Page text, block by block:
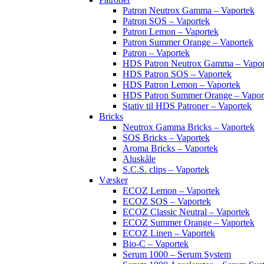
Patron Neutrox Gamma – Vaportek
Patron SOS – Vaportek
Patron Lemon – Vaportek
Patron Summer Orange – Vaportek
Patron – Vaportek
HDS Patron Neutrox Gamma –
HDS Patron SOS – Vaportek
HDS Patron Lemon – Vaportek
HDS Patron Summer Orange –
Stativ til HDS Patroner – Vaportek
Bricks
Neutrox Gamma Bricks – Vaportek
SOS Bricks – Vaportek
Aroma Bricks – Vaportek
Aluskåle
S.C.S. clips – Vaportek
Væsker
ECOZ Lemon – Vaportek
ECOZ SOS – Vaportek
ECOZ Classic Neutral – Vaportek
ECOZ Summer Orange – Vaportek
ECOZ Linen – Vaportek
Bio-C – Vaportek
Serum 1000 – Serum System